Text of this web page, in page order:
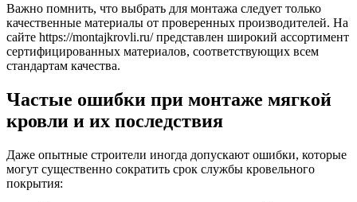
Важно помнить, что выбрать для монтажа следует только
качественные материалы от проверенных производителей. На
сайте https://montajkrovli.ru/ представлен широкий ассортимент
сертифицированных материалов, соответствующих всем
стандартам качества.
Частые ошибки при монтаже мягкой
кровли и их последствия
Даже опытные строители иногда допускают ошибки, которые
могут существенно сократить срок службы кровельного
покрытия: